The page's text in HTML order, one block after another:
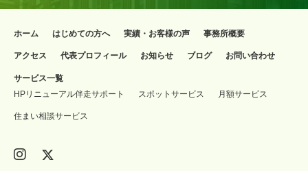
ホーム はじめての方へ 実績・お客様の声 事務所概要
アクセス 代表プロフィール お知らせ ブログ お問い合わせ
サービス一覧
HPリニューアル伴走サポート
スポットサービス 月額サービス
住まい相談サービス